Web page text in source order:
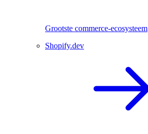
Grootste commerce-ecosysteem
Shopify.dev